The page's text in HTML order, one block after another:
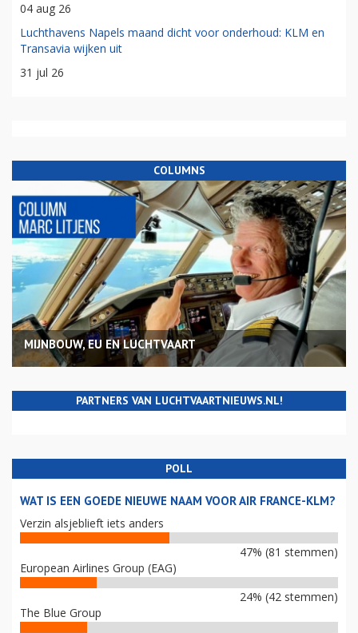
04 aug 26
Luchthavens Napels maand dicht voor onderhoud: KLM en
Transavia wijken uit
31 jul 26
COLUMNS
MIJNBOUW, EU EN LUCHTVAART
PARTNERS VAN LUCHTVAARTNIEUWS.NL!
POLL
WAT IS EEN GOEDE NIEUWE NAAM VOOR AIR FRANCE-KLM?
Verzin alsjeblieft iets anders
47% (81 stemmen)
European Airlines Group (EAG)
24% (42 stemmen)
The Blue Group